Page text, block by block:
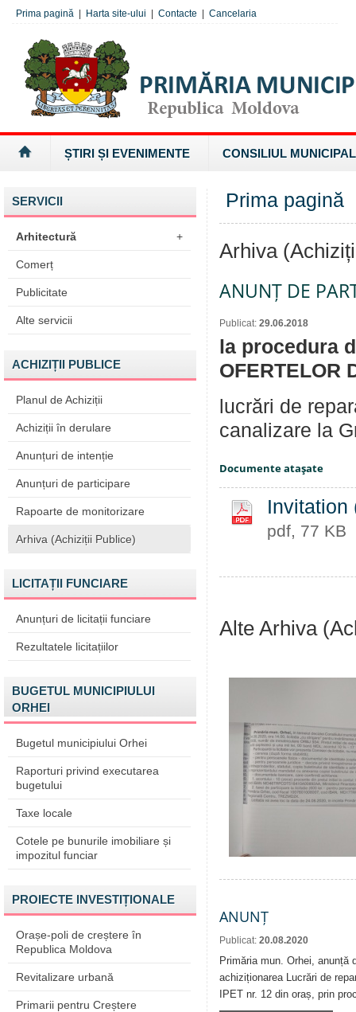
Prima pagină Harta site-ului Contacte Cancelaria
ȘTIRI ȘI EVENIMENTE CONSILIUL MUNICIPAL
SERVICII
Arhitectură +
Comerț
Publicitate
Alte servicii
ACHIZIȚII PUBLICE
Planul de Achiziții
Achiziții în derulare
Anunțuri de intenție
Anunțuri de participare
Rapoarte de monitorizare
Arhiva (Achiziții Publice)
LICITAȚII FUNCIARE
Anunțuri de licitații funciare
Rezultatele licitațiilor
BUGETUL MUNICIPIULUI
ORHEI
Bugetul municipiului Orhei
Raporturi privind executarea
bugetului
Taxe locale
Cotele pe bunurile imobiliare și
impozitul funciar
PROIECTE INVESTIȚIONALE
Orașe-poli de creștere în
Republica Moldova
Revitalizare urbană
Primarii pentru Creștere
Prima pagină
Arhiva
ANUNȚ DE
Publicat: 29.06.2018
la procedura
OFERTELOR
lucrări de
canalizare la
Documente ataşate
Invitation
pdf, 77 KB
Alte Arhiva
ANUNȚ
Publicat: 20.08.2020
Primăria mun. Orhei, anunță
achiziționarea Lucrări de
IPET nr. 12 din oraș, prin